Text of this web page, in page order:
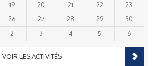
19 20 21 22
23
26 27 28 29
30
2 3 4 5 6
VOIR LES ACTIVITÉS